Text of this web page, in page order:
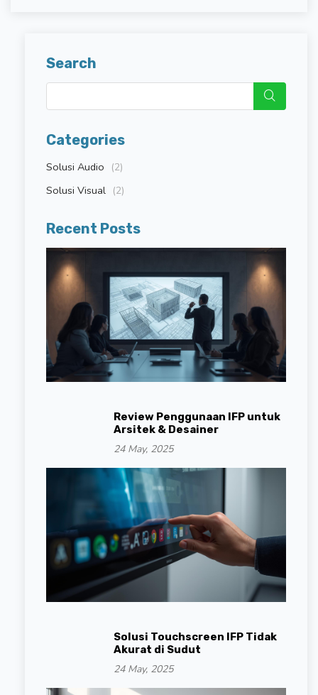
Search
Categories
Solusi Audio (2)
Solusi Visual (2)
Recent Posts
Review Penggunaan IFP untuk
Arsitek & Desainer
24 May, 2025
Solusi Touchscreen IFP Tidak
Akurat di Sudut
24 May, 2025